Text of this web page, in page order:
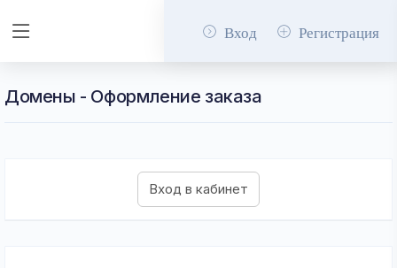
Вход Регистрация
Домены - Оформление заказа